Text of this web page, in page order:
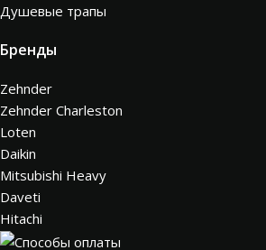
Душевые трапы
Бренды
Zehnder
Zehnder Charleston
Loten
Daikin
Mitsubishi Heavy
Daveti
Hitachi